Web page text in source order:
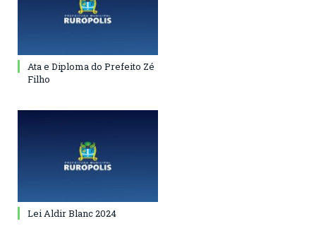
Ata e Diploma do Prefeito Zé
Filho
Lei Aldir Blanc 2024